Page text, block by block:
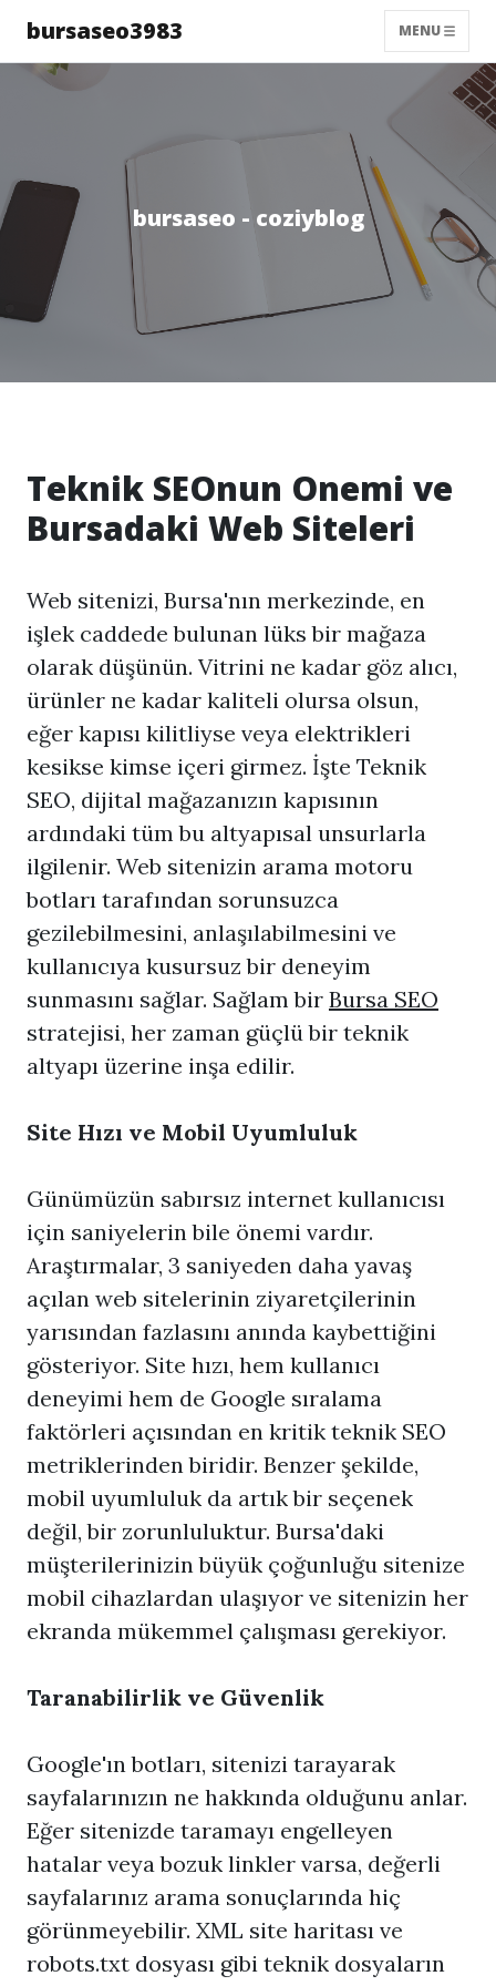
bursaseo3983 MENU
bursaseo - coziyblog
Teknik SEOnun Onemi ve
Bursadaki Web Siteleri
Web sitenizi, Bursa'nın merkezinde, en
işlek caddede bulunan lüks bir mağaza
olarak düşünün. Vitrini ne kadar göz alıcı,
ürünler ne kadar kaliteli olursa olsun,
eğer kapısı kilitliyse veya elektrikleri
kesikse kimse içeri girmez. İşte Teknik
SEO, dijital mağazanızın kapısının
ardındaki tüm bu altyapısal unsurlarla
ilgilenir. Web sitenizin arama motoru
botları tarafından sorunsuzca
gezilebilmesini, anlaşılabilmesini ve
kullanıcıya kusursuz bir deneyim
sunmasını sağlar. Sağlam bir Bursa SEO
stratejisi, her zaman güçlü bir teknik
altyapı üzerine inşa edilir.
Site Hızı ve Mobil Uyumluluk
Günümüzün sabırsız internet kullanıcısı
için saniyelerin bile önemi vardır.
Araştırmalar, 3 saniyeden daha yavaş
açılan web sitelerinin ziyaretçilerinin
yarısından fazlasını anında kaybettiğini
gösteriyor. Site hızı, hem kullanıcı
deneyimi hem de Google sıralama
faktörleri açısından en kritik teknik SEO
metriklerinden biridir. Benzer şekilde,
mobil uyumluluk da artık bir seçenek
değil, bir zorunluluktur. Bursa'daki
müşterilerinizin büyük çoğunluğu sitenize
mobil cihazlardan ulaşıyor ve sitenizin her
ekranda mükemmel çalışması gerekiyor.
Taranabilirlik ve Güvenlik
Google'ın botları, sitenizi tarayarak
sayfalarınızın ne hakkında olduğunu anlar.
Eğer sitenizde taramayı engelleyen
hatalar veya bozuk linkler varsa, değerli
sayfalarınız arama sonuçlarında hiç
görünmeyebilir. XML site haritası ve
robots.txt dosyası gibi teknik dosyaların